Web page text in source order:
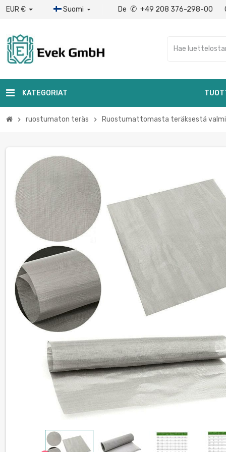
EUR € Suomi  De ✆ +49 208 376-298-00
KATEGORIAT
chevron_right ruostumaton teräs chevron_right Ruostumattomasta teräksestä